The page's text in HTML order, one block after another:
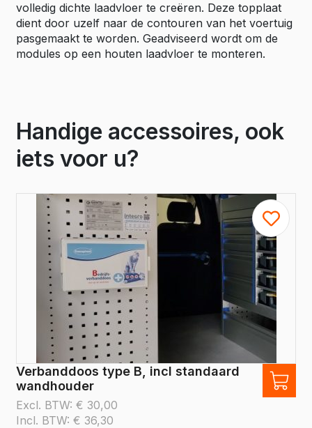
volledig dichte laadvloer te creëren. Deze topplaat
dient door uzelf naar de contouren van het voertuig
pasgemaakt te worden. Geadviseerd wordt om de
modules op een houten laadvloer te monteren.
Handige accessoires, ook
iets voor u?
Verbanddoos type B, incl standaard
wandhouder
Excl. BTW: € 30,00
Incl. BTW: € 36,30